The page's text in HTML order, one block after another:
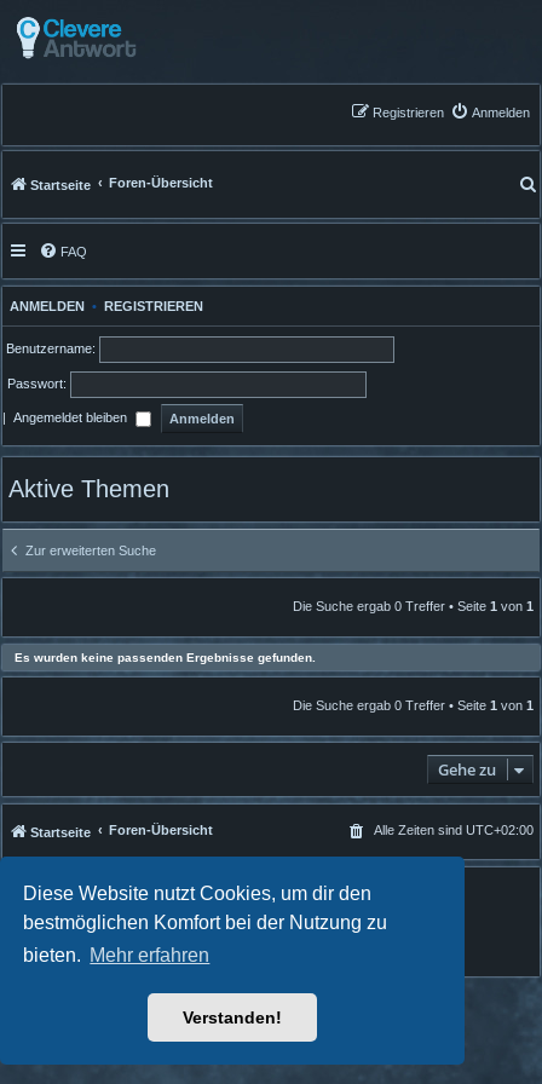
Diese Website nutzt Cookies, um dir den
bestmöglichen Komfort bei der Nutzung zu
bieten. Mehr erfahren
Verstanden!
Anmelden
Registrieren
Startseite Foren-Übersicht
FAQ
ANMELDEN • REGISTRIEREN
Benutzername:
Passwort:
| Angemeldet bleiben
Aktive Themen
Zur erweiterten Suche
Die Suche ergab 0 Treffer • Seite 1 von 1
Es wurden keine passenden Ergebnisse gefunden.
Die Suche ergab 0 Treffer • Seite 1 von 1
Gehe zu
Startseite Foren-Übersicht Alle Zeiten sind UTC+02:00
Quantum Codex style by FanFanlaTuFlippe
Deutsche Übersetzung durchphpBB.de
Datenschutz
Nutzungsbedingungen